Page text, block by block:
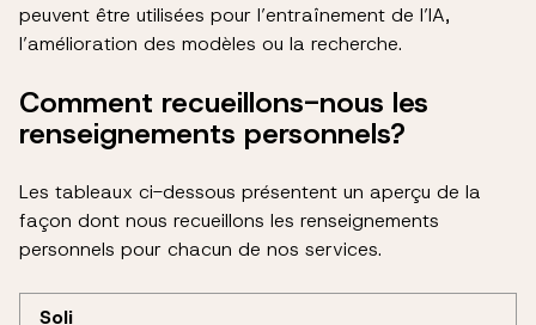
peuvent être utilisées pour l’entraînement de l’IA,
l’amélioration des modèles ou la recherche.
Comment recueillons-nous les
renseignements personnels?
Les tableaux ci-dessous présentent un aperçu de la
façon dont nous recueillons les renseignements
personnels pour chacun de nos services.
Soli